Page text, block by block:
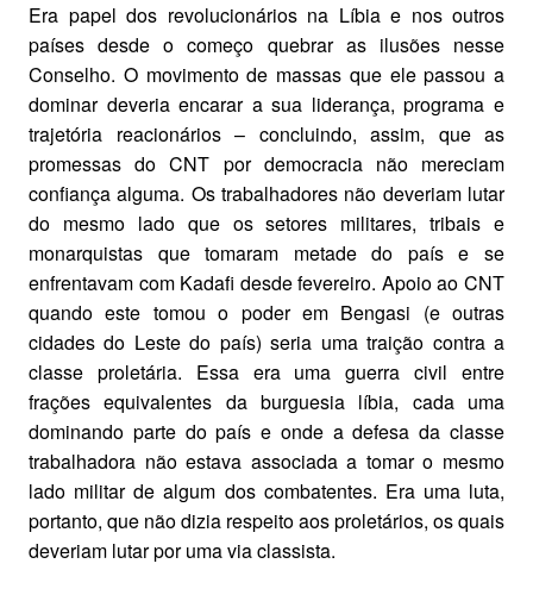
Era papel dos revolucionários na Líbia e nos outros
países desde o começo quebrar as ilusões nesse
Conselho. O movimento de massas que ele passou a
dominar deveria encarar a sua liderança, programa e
trajetória reacionários – concluindo, assim, que as
promessas do CNT por democracia não mereciam
confiança alguma. Os trabalhadores não deveriam lutar
do mesmo lado que os setores militares, tribais e
monarquistas que tomaram metade do país e se
enfrentavam com Kadafi desde fevereiro. Apoio ao CNT
quando este tomou o poder em Bengasi (e outras
cidades do Leste do país) seria uma traição contra a
classe proletária. Essa era uma guerra civil entre
frações equivalentes da burguesia líbia, cada uma
dominando parte do país e onde a defesa da classe
trabalhadora não estava associada a tomar o mesmo
lado militar de algum dos combatentes. Era uma luta,
portanto, que não dizia respeito aos proletários, os quais
deveriam lutar por uma via classista.